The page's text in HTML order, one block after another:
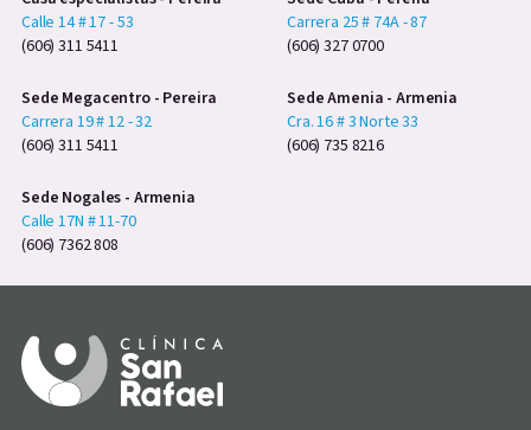
Calle 14 # 17 - 53
(606) 311 5411
Carrera 25 # 74A - 87
(606) 327 0700
Sede Megacentro - Pereira
Carrera 19 # 12 - 32
(606) 311 5411
Sede Amenia - Armenia
Cra. 16 # 3 Norte 33
(606) 735 8216
Sede Nogales - Armenia
Calle 17N # 11-70
(606) 7362 808